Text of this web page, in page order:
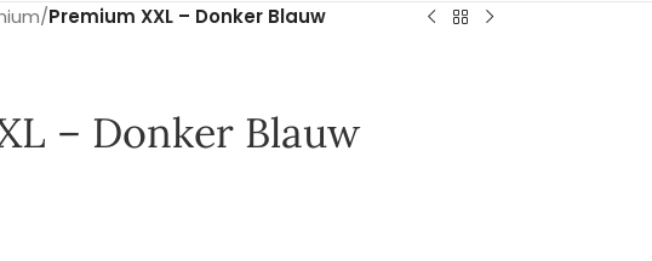
/Premium XXL – Donker Blauw
– Donker Blauw